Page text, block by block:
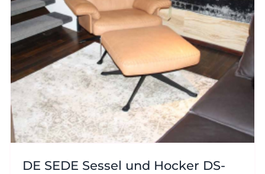
DE SEDE Sessel und Hocker DS-